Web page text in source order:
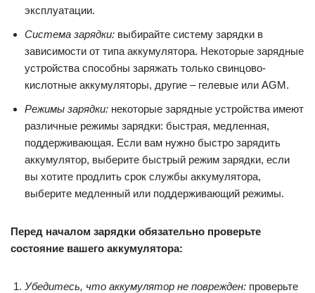
эксплуатации.
Система зарядки: выбирайте систему зарядки в
зависимости от типа аккумулятора. Некоторые зарядные
устройства способны заряжать только свинцово-
кислотные аккумуляторы, другие – гелевые или AGM.
Режимы зарядки: некоторые зарядные устройства имеют
различные режимы зарядки: быстрая, медленная,
поддерживающая. Если вам нужно быстро зарядить
аккумулятор, выберите быстрый режим зарядки, если
вы хотите продлить срок службы аккумулятора,
выберите медленный или поддерживающий режимы.
Перед началом зарядки обязательно проверьте
состояние вашего аккумулятора:
Убедитесь, что аккумулятор не поврежден: проверьте